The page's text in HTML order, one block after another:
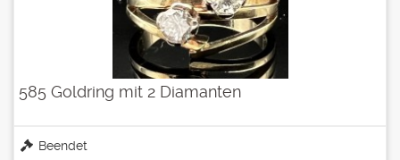
585 Goldring mit 2 Diamanten
Beendet